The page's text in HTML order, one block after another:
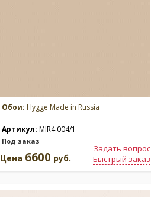
Обои: Hygge Made in Russia
Артикул: MIR4 004/1
Под заказ
Задать вопрос
Быстрый заказ
Цена 6600 руб.